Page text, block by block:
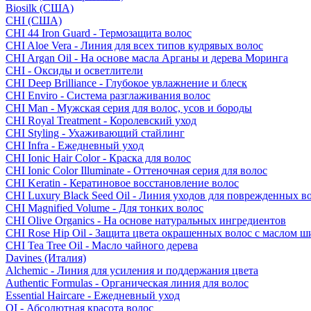
Biosilk (США)
CHI (США)
CHI 44 Iron Guard - Термозащита волос
CHI Aloe Vera - Линия для всех типов кудрявых волос
CHI Argan Oil - На основе масла Арганы и дерева Моринга
CHI - Оксиды и осветлители
CHI Deep Brilliance - Глубокое увлажнение и блеск
CHI Enviro - Система разглаживания волос
CHI Man - Мужская серия для волос, усов и бороды
CHI Royal Treatment - Королевский уход
CHI Styling - Ухаживающий стайлинг
CHI Infra - Ежедневный уход
CHI Ionic Hair Color - Краска для волос
CHI Ionic Color Illuminate - Оттеночная серия для волос
CHI Keratin - Кератиновое восстановление волос
CHI Luxury Black Seed Oil - Линия уходов для поврежденных
CHI Magnified Volume - Для тонких волос
CHI Olive Organics - На основе натуральных ингредиентов
CHI Rose Hip Oil - Защита цвета окрашенных волос с маслом
CHI Tea Tree Oil - Масло чайного дерева
Davines (Италия)
Alchemic - Линия для усиления и поддержания цвета
Authentic Formulas - Органическая линия для волос
Essential Haircare - Eжедневный уход
OI - Абсолютная красота волос